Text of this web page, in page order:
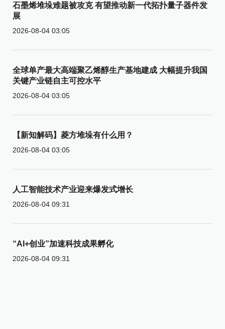
石墨烯堆垛难题被攻克 有望推动新一代拓扑量子器件发
展
2026-08-04 03:05
全球单产最大高端聚乙烯醇生产基地建成 大幅提升我国
关键产业链自主可控水平
2026-08-04 03:05
【新知解码】菱方堆垛有什么用？
2026-08-04 03:05
人工智能技术产业迎来爆发式增长
2026-08-04 09:31
“AI+创业”加速科技成果孵化
2026-08-04 09:31